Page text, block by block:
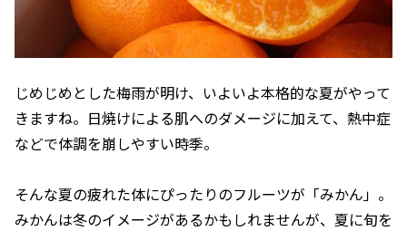
じめじめとした梅雨が明け、いよいよ本格的な夏がやって
きますね。日焼けによる肌へのダメージに加えて、熱中症
などで体調を崩しやすい時季。
そんな夏の疲れた体にぴったりのフルーツが「みかん」。
みかんは冬のイメージがあるかもしれませんが、夏に旬を